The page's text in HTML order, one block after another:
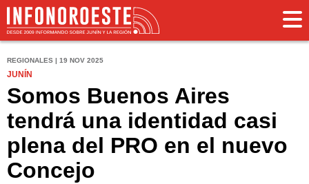
REGIONALES | 19 NOV 2025
JUNÍN
Somos Buenos Aires
tendrá una identidad casi
plena del PRO en el nuevo
Concejo